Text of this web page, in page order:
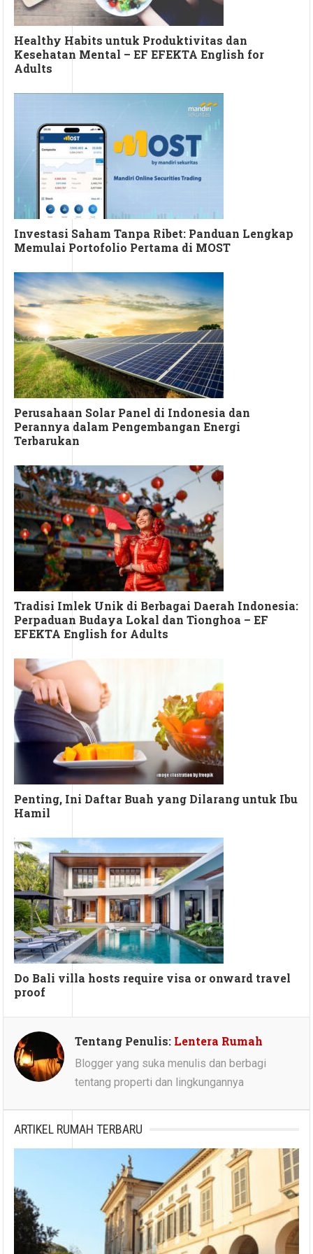
Healthy Habits untuk Produktivitas dan
Kesehatan Mental – EF EFEKTA English for
Adults
Investasi Saham Tanpa Ribet: Panduan Lengkap
Memulai Portofolio Pertama di MOST
Perusahaan Solar Panel di Indonesia dan
Perannya dalam Pengembangan Energi
Terbarukan
Tradisi Imlek Unik di Berbagai Daerah Indonesia:
Perpaduan Budaya Lokal dan Tionghoa – EF
EFEKTA English for Adults
Penting, Ini Daftar Buah yang Dilarang untuk Ibu
Hamil
Do Bali villa hosts require visa or onward travel
proof
Tentang Penulis: Lentera Rumah
Blogger yang suka menulis dan berbagi
tentang properti dan lingkungannya
ARTIKEL RUMAH TERBARU